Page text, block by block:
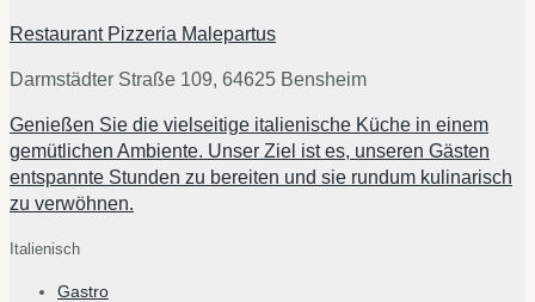
Restaurant Pizzeria Malepartus
Darmstädter Straße 109, 64625 Bensheim
Genießen Sie die vielseitige italienische Küche in einem
gemütlichen Ambiente. Unser Ziel ist es, unseren Gästen
entspannte Stunden zu bereiten und sie rundum kulinarisch
zu verwöhnen.
Italienisch
Gastro